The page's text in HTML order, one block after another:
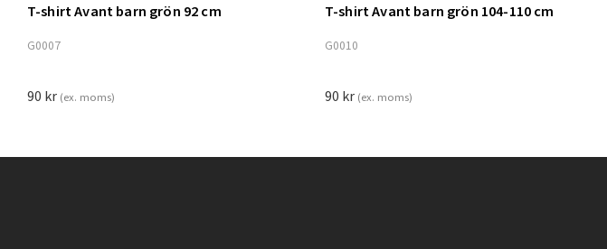
Lägg till i varukorg
T-shirt Avant barn grön 92 cm
G0007
90 kr (ex. moms)
T-shirt Avant barn grön 104-110 cm
G0010
90 kr (ex. moms)